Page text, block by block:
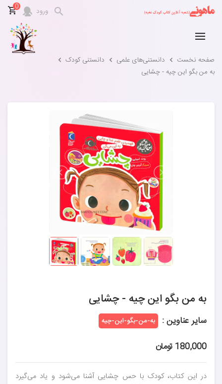
ورود 0
صفحه نخست دانستنی‌های علمی
دانستنی کودک
به من بگو این چیه - چشایی
به من بگو این چیه - چشایی
سایر عناوین : به-من-بگو-این-چیه
180,000 تومان
در این کتاب، کودک با حس چشایی آشنا می‌شود و یاد می‌گیرد